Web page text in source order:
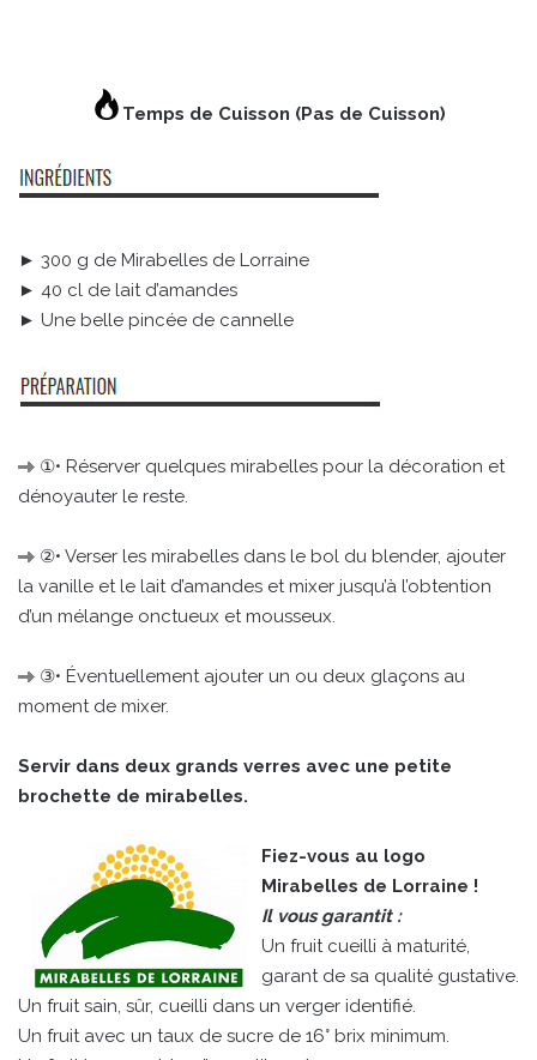
Temps de Cuisson (Pas de Cuisson)
► 300 g de Mirabelles de Lorraine
► 40 cl de lait d’amandes
► Une belle pincée de cannelle
①• Réserver quelques mirabelles pour la décoration et
dénoyauter le reste.
②• Verser les mirabelles dans le bol du blender, ajouter
la vanille et le lait d’amandes et mixer jusqu’à l’obtention
d’un mélange onctueux et mousseux.
③• Éventuellement ajouter un ou deux glaçons au
moment de mixer.
Servir dans deux grands verres avec une petite
brochette de mirabelles.
Fiez-vous au logo
Mirabelles de Lorraine !
Il vous garantit :
Un fruit cueilli à maturité,
garant de sa qualité gustative.
Un fruit sain, sûr, cueilli dans un verger identifié.
Un fruit avec un taux de sucre de 16° brix minimum.